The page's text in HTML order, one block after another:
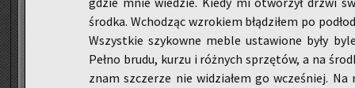
środ­ka. Wcho­dząc wzro­kiem błą­dzi­łem po
Wszyst­kie szy­kow­ne meble usta­wio­ne były
Pełno brudu, kurzu i róż­nych sprzę­tów, a na
znam szcze­rze nie wi­dzia­łem go wcze­śniej.